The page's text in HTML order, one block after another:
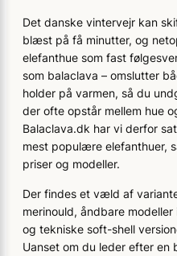
Det danske vintervejr kan
blæst på få minutter, og
elefanthue som fast
som balaclava – omslutter
holder på varmen, så du
der ofte opstår mellem hue
Balaclava.dk har vi derfor
mest populære elefanthuer,
priser og modeller.
Der findes et væld af
merinould, åndbare
og tekniske soft-shell
Uanset om du leder efter en